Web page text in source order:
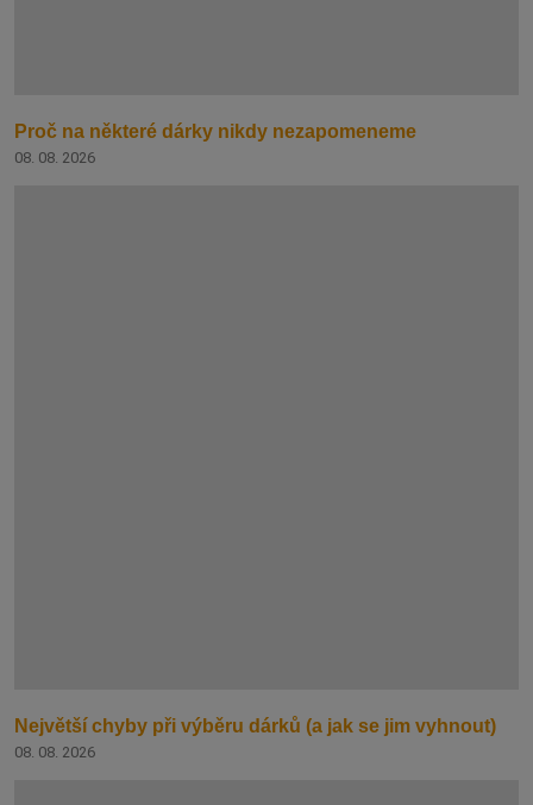
Proč na některé dárky nikdy nezapomeneme
08. 08. 2026
Největší chyby při výběru dárků (a jak se jim vyhnout)
08. 08. 2026